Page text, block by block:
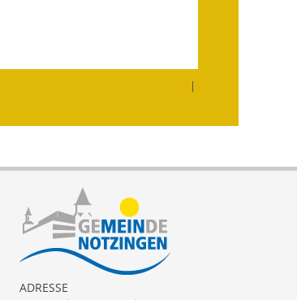
Gemeindehalle und
Kernzeitbetreuung
Integration und Asyl
Bevölkerungsschutz
|
ADRESSE